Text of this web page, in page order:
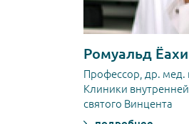
Ромуальд
Профессор, др. мед.
Клиники
святого Винцента